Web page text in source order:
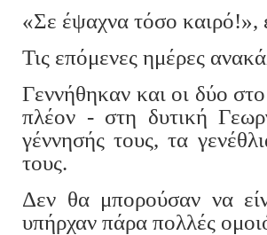
«Σε έψαχνα τόσο καιρό!»,
Τις επόμενες ημέρες
Γεννήθηκαν και οι δύο
πλέον - στη δυτική
γέννησής τους, τα
τους.
Δεν θα μπορούσαν να
υπήρχαν πάρα πολλές